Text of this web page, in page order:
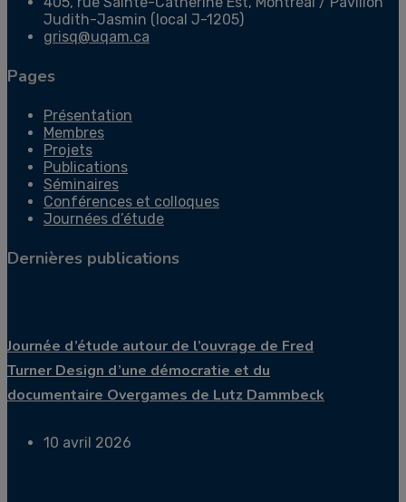
Judith-Jasmin (local J-1205)
grisq@uqam.ca
Pages
Présentation
Membres
Projets
Publications
Séminaires
Conférences et colloques
Journées d’étude
Dernières publications
Journée d’étude autour de l’ouvrage de Fred
Turner Design d’une démocratie et du
documentaire Overgames de Lutz Dammbeck
10 avril 2026